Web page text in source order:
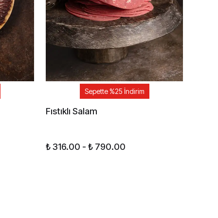
Sepette %25 İndirim
Fıstıklı Salam
₺ 316.00 - ₺ 790.00